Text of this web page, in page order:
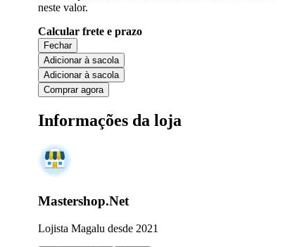
neste valor.
Calcular frete e prazo
Fechar
Adicionar à sacola
Adicionar à sacola
Comprar agora
Informações da loja
Mastershop.Net
Lojista Magalu desde 2021